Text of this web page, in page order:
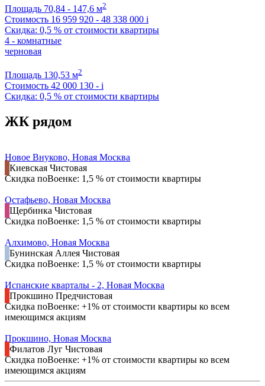
Площадь 70,84 - 147,6 м2
Стоимость 16 959 920 - 48 338 000 i
Скидка: 0,5 % от стоимости квартиры
4 - комнатные
черновая
Площадь 130,53 м2
Стоимость 42 000 130 - i
Скидка: 0,5 % от стоимости квартиры
ЖК рядом
Новое Внуково, Новая Москва
Киевская Чистовая
Скидка поВоенке: 1,5 % от стоимости квартиры
Остафьево, Новая Москва
Щербинка Чистовая
Скидка поВоенке: 1,5 % от стоимости квартиры
Алхимово, Новая Москва
Бунинская Аллея Чистовая
Скидка поВоенке: 1,5 % от стоимости квартиры
Испанские кварталы - 2, Новая Москва
Прокшино Предчистовая
Скидка поВоенке: +1% от стоимости квартиры ко всем
имеющимся акциям
Прокшино, Новая Москва
Филатов Луг Чистовая
Скидка поВоенке: +1% от стоимости квартиры ко всем
имеющимся акциям